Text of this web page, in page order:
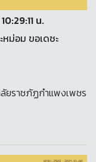
น.
ม่อม ขอเดชะ
ยราชภัฏกำแพงเพชร